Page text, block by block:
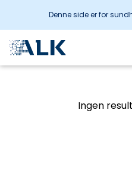
Denne side er for
Ingen